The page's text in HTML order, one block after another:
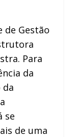
de Gestão
Para
da
da
se
de uma